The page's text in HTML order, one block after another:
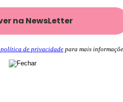
política de privacidade para mais